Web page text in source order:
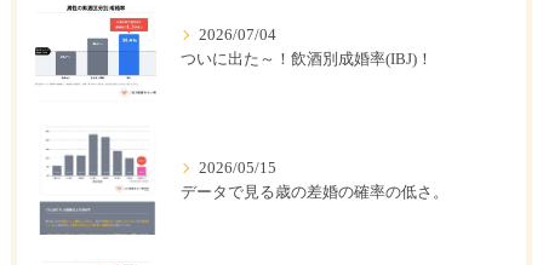
2026/07/04
ついに出た～！飲酒別成婚率(IBJ)！
2026/05/15
データで見る歳の差婚の確率の低さ。